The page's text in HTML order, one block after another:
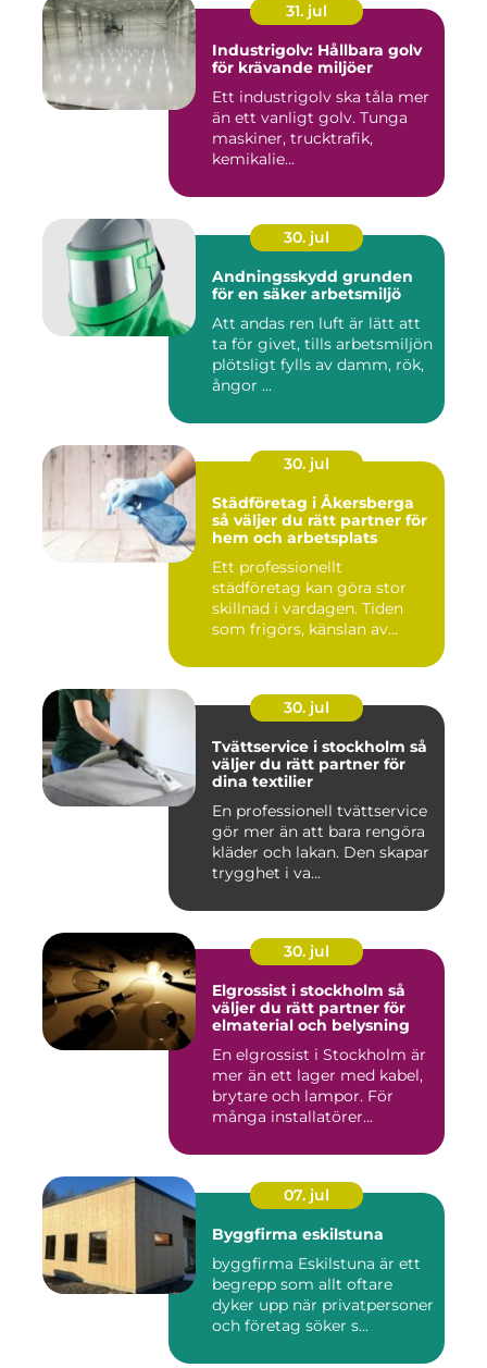
31. jul
Industrigolv: Hållbara golv
för krävande miljöer
Ett industrigolv ska tåla mer
än ett vanligt golv. Tunga
maskiner, trucktrafik,
kemikalie...
30. jul
Andningsskydd grunden
för en säker arbetsmiljö
Att andas ren luft är lätt att
ta för givet, tills arbetsmiljön
plötsligt fylls av damm, rök,
ångor ...
30. jul
Städföretag i Åkersberga
så väljer du rätt partner för
hem och arbetsplats
Ett professionellt
städföretag kan göra stor
skillnad i vardagen. Tiden
som frigörs, känslan av
30. jul
Tvättservice i stockholm så
väljer du rätt partner för
dina textilier
En professionell tvättservice
gör mer än att bara rengöra
kläder och lakan. Den skapar
trygghet i va...
30. jul
Elgrossist i stockholm så
väljer du rätt partner för
elmaterial och belysning
En elgrossist i Stockholm är
mer än ett lager med kabel,
brytare och lampor. För
många installatörer...
07. jul
Byggfirma eskilstuna
byggfirma Eskilstuna är ett
begrepp som allt oftare
dyker upp när privatpersoner
och företag söker s...